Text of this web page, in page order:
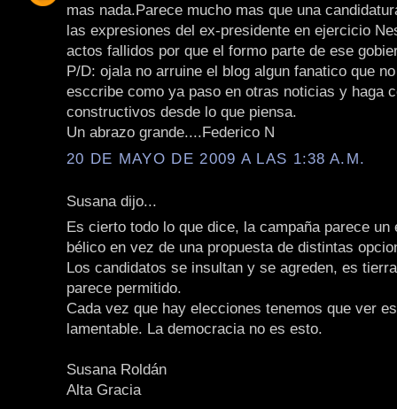
mas nada.Parece mucho mas que una
las expresiones del ex-presidente en ejercicio
actos fallidos por que el formo parte de ese
P/D: ojala no arruine el blog algun fanatico que
esccribe como ya paso en otras noticias y haga
constructivos desde lo que piensa.
Un abrazo grande....Federico N
20 DE MAYO DE 2009 A LAS 1:38 A.M.
Susana dijo...
Es cierto todo lo que dice, la campaña parece un
bélico en vez de una propuesta de distintas
Los candidatos se insultan y se agreden, es
parece permitido.
Cada vez que hay elecciones tenemos que ver
lamentable. La democracia no es esto.
Susana Roldán
Alta Gracia